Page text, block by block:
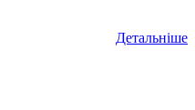
Детальніше